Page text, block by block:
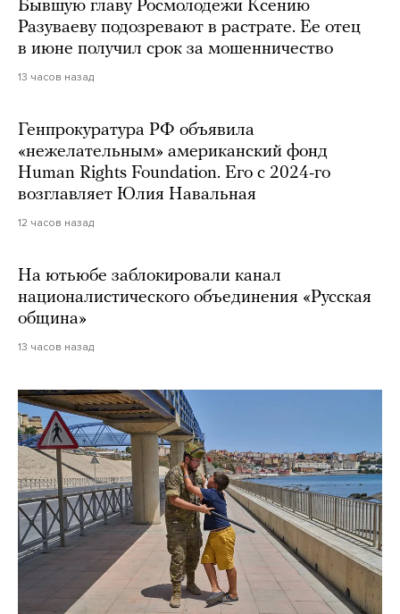
Бывшую главу Росмолодежи Ксению
Разуваеву подозревают в растрате. Ее отец
в июне получил срок за мошенничество
13 часов назад
Генпрокуратура РФ объявила
«нежелательным» американский фонд
Human Rights Foundation. Его с 2024-го
возглавляет Юлия Навальная
12 часов назад
На ютьюбе заблокировали канал
националистического объединения «Русская
община»
13 часов назад